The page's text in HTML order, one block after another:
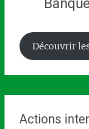
Découvrir
Actions